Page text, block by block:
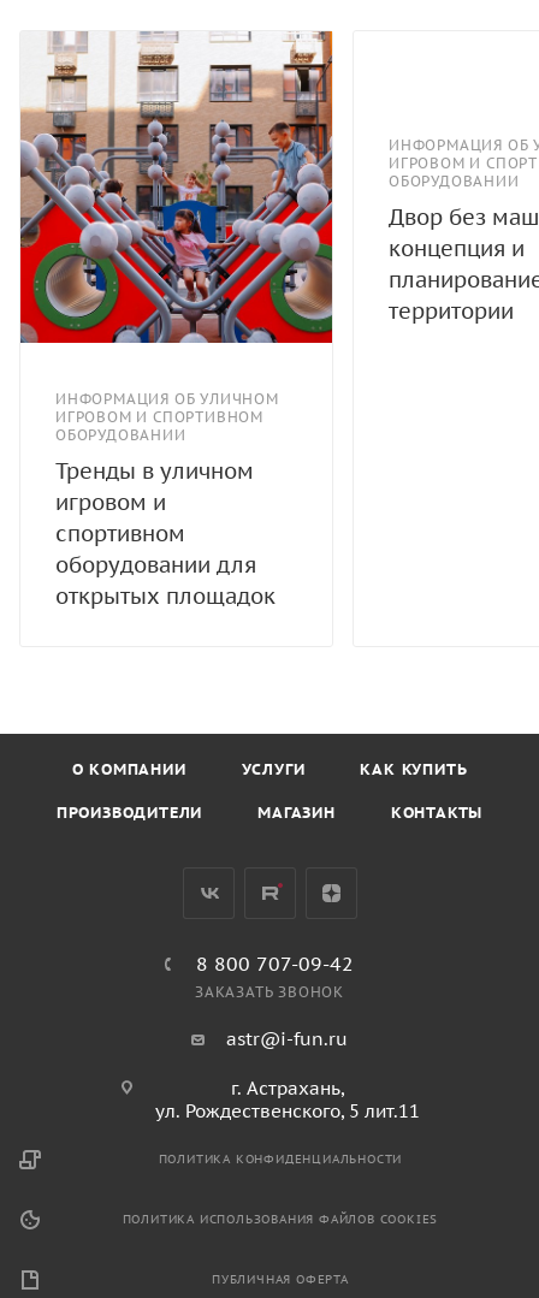
ИНФОРМАЦИЯ ОБ УЛИЧНОМ
ИГРОВОМ И СПОРТИВНОМ
ОБОРУДОВАНИИ
Тренды в уличном
игровом и
спортивном
оборудовании для
открытых площадок
ИНФОРМАЦИЯ ОБ
ИГРОВОМ И
ОБОРУДОВАНИИ
Двор без
концепция и
территории
О КОМПАНИИ УСЛУГИ КАК КУПИТЬ
ПРОИЗВОДИТЕЛИ МАГАЗИН КОНТАКТЫ
8 800 707-09-42
ЗАКАЗАТЬ ЗВОНОК
astr@i-fun.ru
г. Астрахань,
ул. Рождественского, 5 лит.11
ПОЛИТИКА КОНФИДЕНЦИАЛЬНОСТИ
ПОЛИТИКА ИСПОЛЬЗОВАНИЯ ФАЙЛОВ COOKIES
ПУБЛИЧНАЯ ОФЕРТА